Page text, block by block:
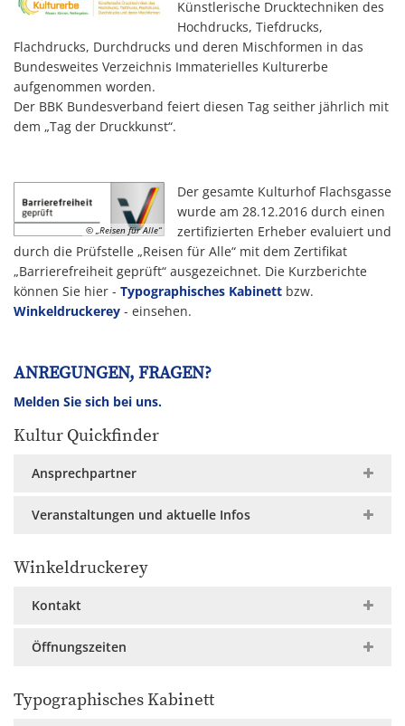
Künstlerische Drucktechniken des
Hochdrucks, Tiefdrucks,
Flachdrucks, Durchdrucks und deren Mischformen in das
Bundesweites Verzeichnis Immaterielles Kulturerbe
aufgenommen worden.
Der BBK Bundesverband feiert diesen Tag seither jährlich mit
dem „Tag der Druckkunst“.
© „Reisen für Alle“
Der gesamte Kulturhof Flachsgasse
wurde am 28.12.2016 durch einen
zertifizierten Erheber evaluiert und
durch die Prüfstelle „Reisen für Alle“ mit dem Zertifikat
„Barrierefreiheit geprüft“ ausgezeichnet. Die Kurzberichte
können Sie hier - Typographisches Kabinett bzw.
Winkeldruckerey - einsehen.
ANREGUNGEN, FRAGEN?
Melden Sie sich bei uns.
Kultur Quickfinder
Ansprechpartner
Veranstaltungen und aktuelle Infos
Winkeldruckerey
Kontakt
Öffnungszeiten
Typographisches Kabinett